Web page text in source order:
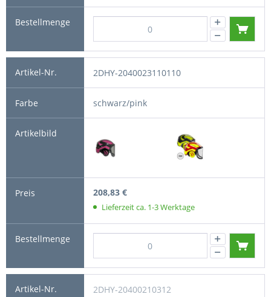
2DHY-2040023110110
schwarz/pink
208,83 €
Lieferzeit ca. 1-3 Werktage
2DHY-20400210312